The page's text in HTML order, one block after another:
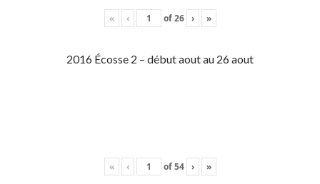
« ‹ of26 › »
2016 Écosse 2 – début aout au 26 aout
« ‹ of54 › »